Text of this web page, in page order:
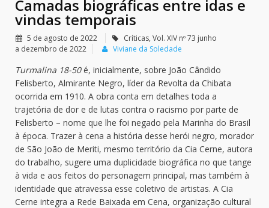
Camadas biográficas entre idas e
vindas temporais
5 de agosto de 2022 Críticas, Vol. XIV nº 73 junho
a dezembro de 2022
Viviane da Soledade
Turmalina 18-50é, inicialmente, sobre João Cândido
Felisberto, Almirante Negro, líder da Revolta da Chibata
ocorrida em 1910. A obra conta em detalhes toda a
trajetória de dor e de lutas contra o racismo por parte de
Felisberto – nome que lhe foi negado pela Marinha do Brasil
à época. Trazer à cena a história desse herói negro, morador
de São João de Meriti, mesmo território da Cia Cerne, autora
do trabalho, sugere uma duplicidade biográfica no que tange
à vida e aos feitos do personagem principal, mas também à
identidade que atravessa esse coletivo de artistas. A Cia
Cerne integra a Rede Baixada em Cena, organização cultural